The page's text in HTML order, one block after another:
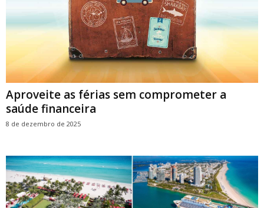
Aproveite as férias sem comprometer a
saúde financeira
8 de dezembro de 2025